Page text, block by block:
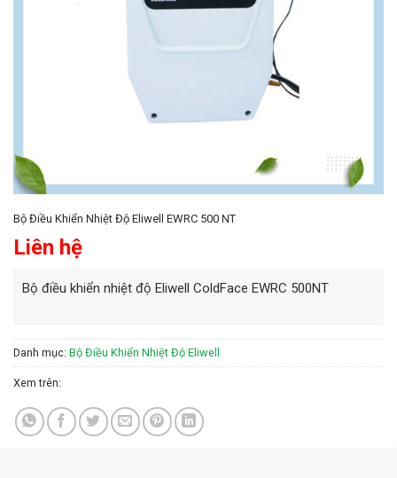
Bộ Điều Khiển Nhiệt Độ Eliwell EWRC 500 NT
Liên hệ
Bộ điều khiển nhiệt độ Eliwell ColdFace EWRC 500NT
Danh mục: Bộ Điều Khiển Nhiệt Độ Eliwell
Xem trên: